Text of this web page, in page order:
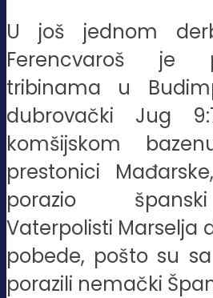
U još jednom
Ferencvaroš je
tribinama u
dubrovački Jug
komšijskom
prestonici
porazio
Vaterpolisti Marselja
pobede, pošto su
porazili nemački